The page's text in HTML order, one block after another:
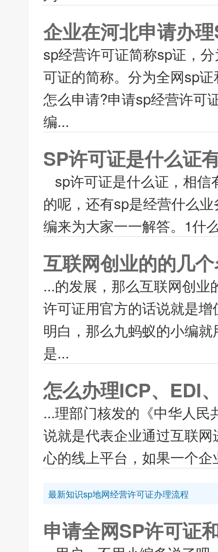
企业在河北申请办
sp经营许可证简称sp证，
可证的简称。分为全网sp
怎么申请?申请sp经营许可
编...
SP许可证是什么证
sp许可证是什么证，相信
的呢，还有sp是经营什么
编来为大家一一解答。1什
互联网创业的的几
...的发展，那么互联网创
许可证用官方的话说就是
明白，那么九蚂蚁的小编
是...
怎么办理ICP、EDI
...理部门核发的《中华人
说就是代表企业通过互联
心的线上平台，如果一个
最新知识sp地网经营许可证办理流程
申请全网SP许可证